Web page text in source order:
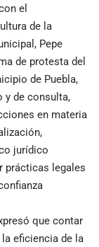
el
de la
Pepe
de protesta del
de Puebla,
y de consulta,
en materia
jurídico
prácticas legales
que contar
eficiencia de la